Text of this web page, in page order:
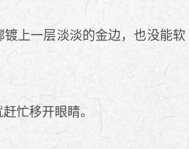
上一层淡淡的金边，也没能软
忙移开眼睛。